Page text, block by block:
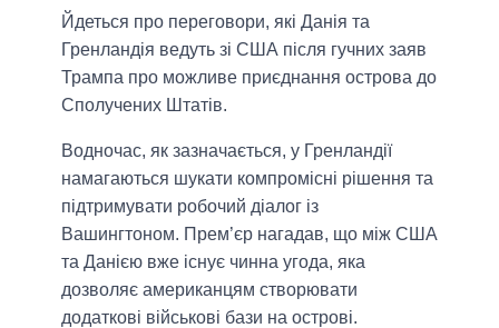
Йдеться про переговори, які Данія та
Гренландія ведуть зі США після гучних заяв
Трампа про можливе приєднання острова до
Сполучених Штатів.
Водночас, як зазначається, у Гренландії
намагаються шукати компромісні рішення та
підтримувати робочий діалог із
Вашингтоном. Прем’єр нагадав, що між США
та Данією вже існує чинна угода, яка
дозволяє американцям створювати
додаткові військові бази на острові.